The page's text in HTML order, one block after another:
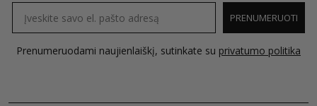
PRENUMERUOTI
Prenumeruodami naujienlaiškį, sutinkate su privatumo politika